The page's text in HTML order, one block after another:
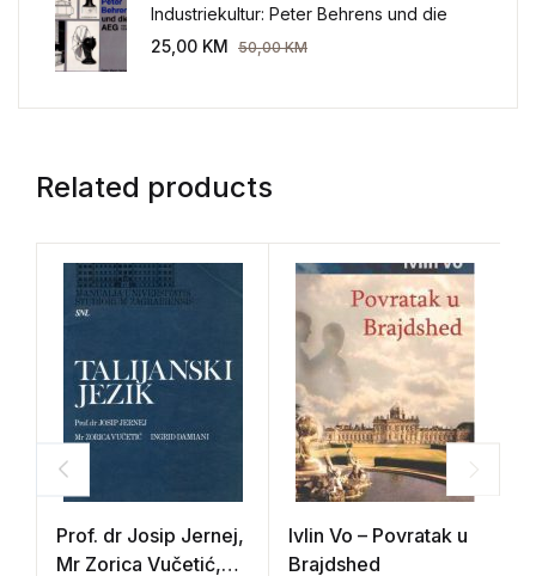
Industriekultur: Peter Behrens und die
AEG 1907-1914.
25,00 KM 50,00KM
Related products
Prof. dr Josip Jernej,
Mr Zorica Vučetić,
Ivlin Vo – Povratak u
Brajdshed